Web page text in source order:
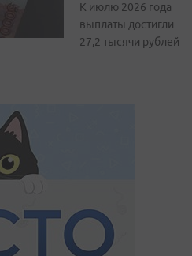
К июлю 2026 года
выплаты достигли
27,2 тысячи рублей